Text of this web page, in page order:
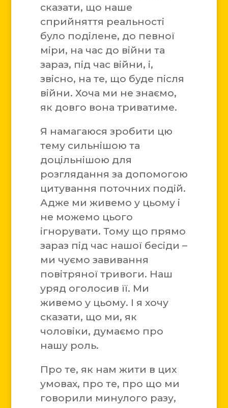
сказати, що наше
сприйняття реальності
було поділене, до певної
міри, на час до війни та
зараз, під час війни, і,
звісно, на те, що буде після
війни. Хоча ми не знаємо,
як довго вона триватиме.
Я намагаюся зробити цю
тему сильнішою та
доцільнішою для
розглядання за допомогою
цитування поточних подій.
Адже ми живемо у цьому і
не можемо цього
ігнорувати. Тому що прямо
зараз під час нашої бесіди –
ми чуємо завивання
повітряної тривоги. Наш
уряд оголосив її. Ми
живемо у цьому. І я хочу
сказати, що ми, як
чоловіки, думаємо про
нашу роль.
Про те, як нам жити в цих
умовах, про те, про що ми
говорили минулого разу,